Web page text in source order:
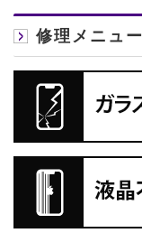
修理メニュー